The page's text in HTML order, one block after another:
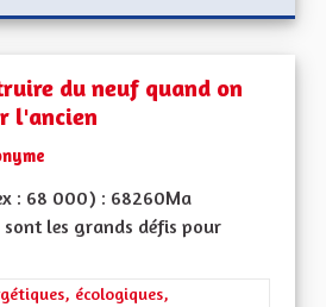
du neuf quand on
l'ancien
: 68 000) : 68260Ma
les grands défis pour
la catégorie : Les transitions
écologiques,